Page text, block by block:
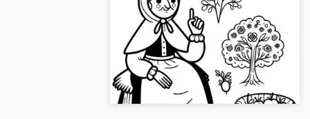
Vrouw Holle kleurplaat -
Eenvoudig en Gratis
Ervaar de magie van Vrouw Holle en
download de gratis kleurplaat. Wees
nu creatief!...